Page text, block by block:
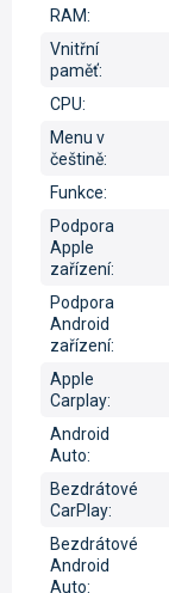
RAM:
Vnitřní
paměť:
CPU:
Menu v
češtině:
Funkce:
Podpora
Apple
zařízení:
Podpora
Android
zařízení:
Apple
Carplay:
Android
Auto:
Bezdrátové
CarPlay:
Bezdrátové
Android
Auto: